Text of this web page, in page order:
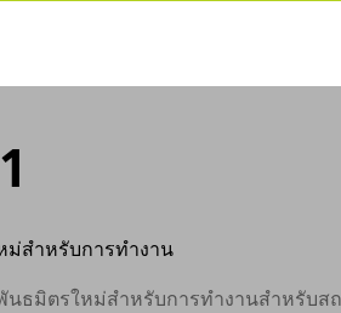
สำหรับการทำงาน
ธมิตรใหม่สำหรับการทำงานสำหรับสถ